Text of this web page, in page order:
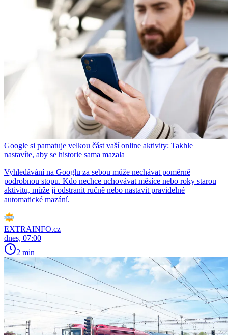
Google si pamatuje velkou část vaší online aktivity: Takhle
nastavíte, aby se historie sama mazala
Vyhledávání na Googlu za sebou může nechávat poměrně
podrobnou stopu. Kdo nechce uchovávat měsíce nebo roky starou
aktivitu, může ji odstranit ručně nebo nastavit pravidelné
automatické mazání.
EXTRAINFO.cz
dnes, 07:00
2 min